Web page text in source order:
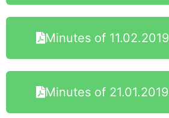
Minutes of 11.02.2019
Minutes of 21.01.2019